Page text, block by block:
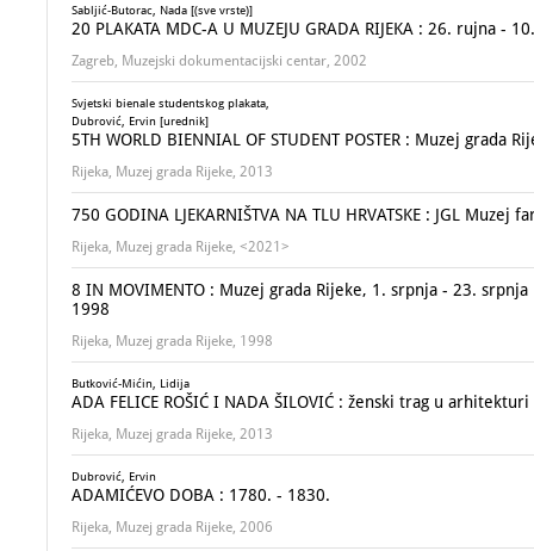
Sabljić-Butorac, Nada [(sve vrste)]
20 PLAKATA MDC-A U MUZEJU GRADA RIJEKA : 26. rujna -
Zagreb, Muzejski dokumentacijski centar, 2002
Svjetski bienale studentskog plakata,
Dubrović, Ervin [urednik]
5TH WORLD BIENNIAL OF STUDENT POSTER : Muzej
Rijeka, Muzej grada Rijeke, 2013
750 GODINA LJEKARNIŠTVA NA TLU HRVATSKE : JGL
Rijeka, Muzej grada Rijeke, <2021>
8 IN MOVIMENTO : Muzej grada Rijeke, 1. srpnja - 23.
1998
Rijeka, Muzej grada Rijeke, 1998
Butković-Mićin, Lidija
ADA FELICE ROŠIĆ I NADA ŠILOVIĆ : ženski trag u
Rijeka, Muzej grada Rijeke, 2013
Dubrović, Ervin
ADAMIĆEVO DOBA : 1780. - 1830.
Rijeka, Muzej grada Rijeke, 2006